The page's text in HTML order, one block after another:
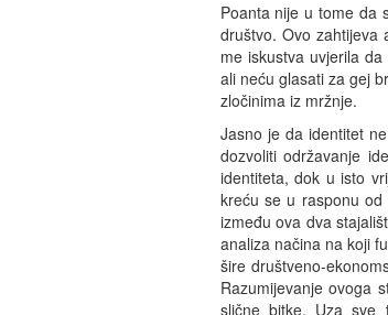
Poanta nije u tome da
društvo. Ovo zahtijeva
me iskustva uvjerila
ali neću glasati za gej
zločinima iz mržnje.
Jasno je da identitet
dozvoliti održavanje
identiteta, dok u isto
kreću se u rasponu
između ova dva
analiza načina na koji
šire društveno-
Razumijevanje ovoga
slične bitke. Uza sve